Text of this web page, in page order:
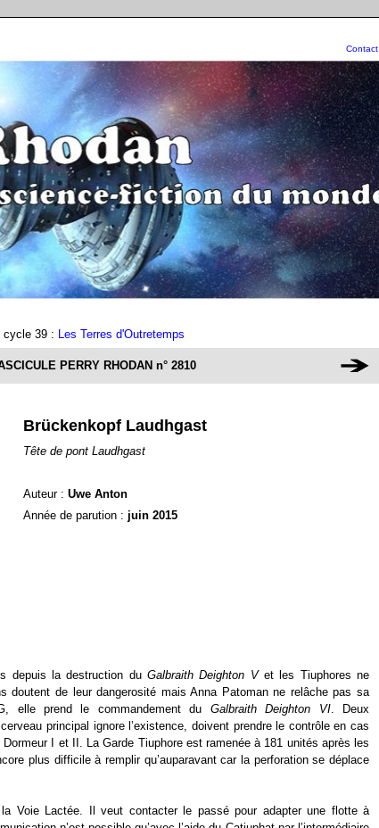
Contact
cycle 39 : Les Terres d'Outretemps
PERRY RHODAN n° 2810
Brückenkopf Laudhgast
Tête de pont Laudhgast
Auteur : Uwe Anton
Année de parution : juin 2015
depuis la destruction du Galbraith Deighton Vet les Tiuphores ne
doutent de leur dangerosité mais Anna Patoman ne relâche pas sa
elle prend le commandement du Galbraith Deighton VI. Deux
principal ignore l’existence, doivent prendre le contrôle en cas
I et II. La Garde Tiuphore est ramenée à 181 unités après les
plus difficile à remplir qu’auparavant car la perforation se déplace
Voie Lactée. Il veut contacter le passé pour adapter une flotte à